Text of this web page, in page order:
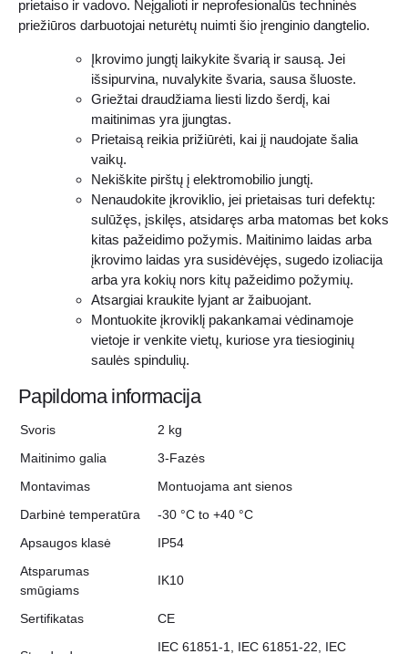
prietaiso ir vadovo. Neįgalioti ir neprofesionalūs techninės
priežiūros darbuotojai neturėtų nuimti šio įrenginio dangtelio.
Įkrovimo jungtį laikykite švarią ir sausą. Jei
išsipurvina, nuvalykite švaria, sausa šluoste.
Griežtai draudžiama liesti lizdo šerdį, kai
maitinimas yra įjungtas.
Prietaisą reikia prižiūrėti, kai jį naudojate šalia
vaikų.
Nekiškite pirštų į elektromobilio jungtį.
Nenaudokite įkroviklio, jei prietaisas turi defektų:
sulūžęs, įskilęs, atsidaręs arba matomas bet koks
kitas pažeidimo požymis. Maitinimo laidas arba
įkrovimo laidas yra susidėvėjęs, sugedo izoliacija
arba yra kokių nors kitų pažeidimo požymių.
Atsargiai kraukite lyjant ar žaibuojant.
Montuokite įkroviklį pakankamai vėdinamoje
vietoje ir venkite vietų, kuriose yra tiesioginių
saulės spindulių.
Papildoma informacija
Svoris
2 kg
Maitinimo galia
3-Fazės
Montavimas
Montuojama ant sienos
Darbinė temperatūra
-30 °C to +40 °C
Apsaugos klasė
IP54
Atsparumas
smūgiams
IK10
Sertifikatas CE
IEC 61851-1, IEC 61851-22, IEC